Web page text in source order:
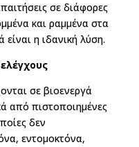
σε διάφορες
και ραμμένα στα
είναι η ιδανική λύση.
σε βιοενεργά
από πιστοποιημένες
δεν
εντομοκτόνα,